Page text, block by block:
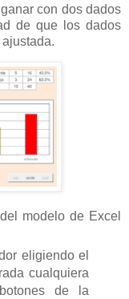
con dos dados
de que los dados
modelo de Excel
eligiendo el
cualquiera
de la